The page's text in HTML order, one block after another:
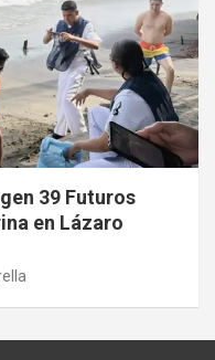
39 Futuros
en Lázaro